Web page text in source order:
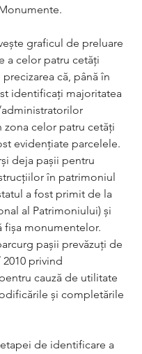
graficul de preluare
a celor patru cetăți
că, până în
identificați majoritatea
celor patru cetăți
evidențiate parcelele.
deja pașii pentru
în patrimoniul
a fost primit de la
al Patrimoniului) și
fișa monumentelor.
pașii prevăzuți de
2010 privind
cauză de utilitate
și completările
de identificare a